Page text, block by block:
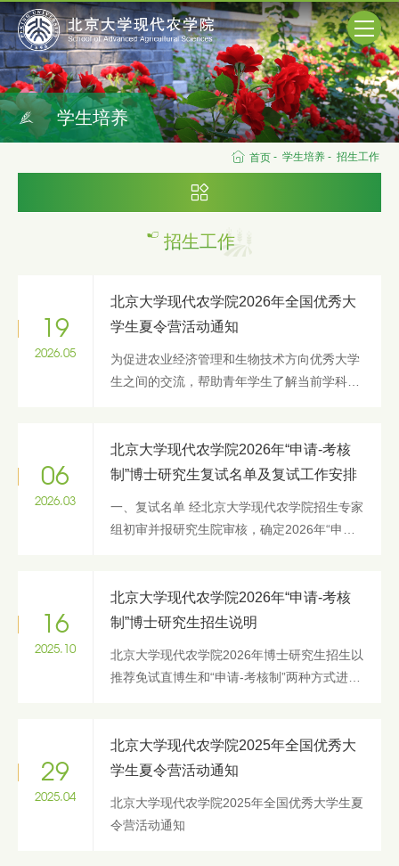
首页 - 学生培养 - 招生工作
学生培养
招生工作
19
2026.05
北京大学现代农学院2026年全国优秀大
学生夏令营活动通知
为促进农业经济管理和生物技术方向优秀大学
生之间的交流，帮助青年学生了解当前学科发
大学生夏令营”活动。 本次夏...
06
2026.03
北京大学现代农学院2026年“申请-考核
制”博士研究生复试名单及复试工作安排
一、复试名单 经北京大学现代农学院招生专家
组初审并报研究生院审核，确定2026年“申请-
序： 农业经济管理专业采用笔...
16
2025.10
北京大学现代农学院2026年“申请-考核
制”博士研究生招生说明
北京大学现代农学院2026年博士研究生招生以
推荐免试直博生和“申请-考核制”两种方式进
和现代农学院相关要求报名并...
29
2025.04
北京大学现代农学院2025年全国优秀大
学生夏令营活动通知
北京大学现代农学院2025年全国优秀大学生夏
令营活动通知